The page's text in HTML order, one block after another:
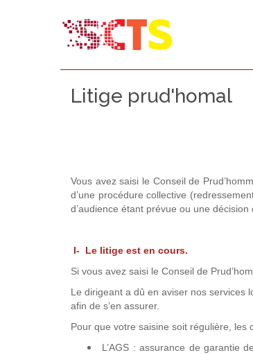
Litige prud'homal
Vous avez saisi le Conseil de
d’une procédure collective
d’audience étant prévue ou une
I- Le litige est en cours.
Si vous avez saisi le Conseil de
Le dirigeant a dû en aviser nos services
afin de s’en assurer.
Pour que votre saisine soit régulière,
L’AGS : assurance de garantie